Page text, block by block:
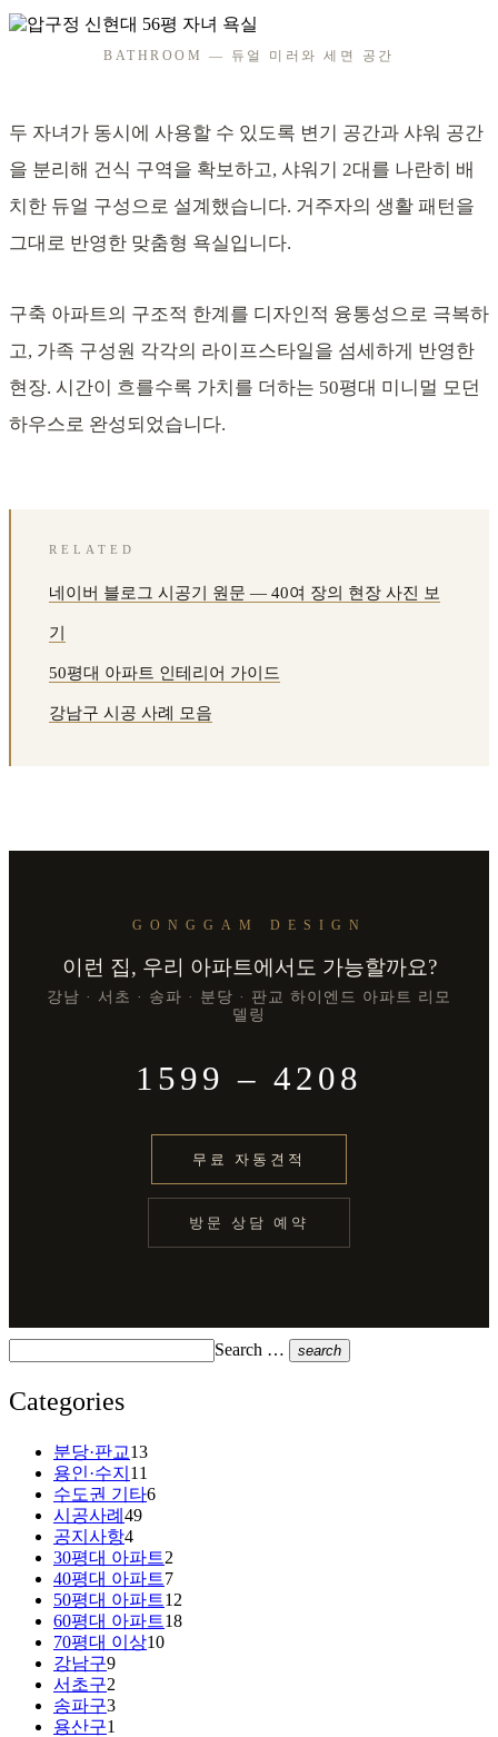
BATHROOM — 듀얼 미러와 세면 공간
두 자녀가 동시에 사용할 수 있도록 변기 공간과 샤워 공간
을 분리해 건식 구역을 확보하고, 샤워기 2대를 나란히 배
치한 듀얼 구성으로 설계했습니다. 거주자의 생활 패턴을
그대로 반영한 맞춤형 욕실입니다.
구축 아파트의 구조적 한계를 디자인적 융통성으로 극복하
고, 가족 구성원 각각의 라이프스타일을 섬세하게 반영한
현장. 시간이 흐를수록 가치를 더하는 50평대 미니멀 모던
하우스로 완성되었습니다.
RELATED
네이버 블로그 시공기 원문 — 40여 장의 현장 사진 보
기
50평대 아파트 인테리어 가이드
강남구 시공 사례 모음
GONGGAM DESIGN
이런 집, 우리 아파트에서도 가능할까요?
강남 · 서초 · 송파 · 분당 · 판교 하이엔드 아파트 리모
델링
1599 – 4208
무료 자동견적
방문 상담 예약
Search … search
Categories
분당·판교13
용인·수지 11
수도권 기타6
시공사례 49
공지사항4
30평대 아파트2
40평대 아파트7
50평대 아파트12
60평대 아파트18
70평대 이상10
강남구9
서초구2
송파구3
용산구1